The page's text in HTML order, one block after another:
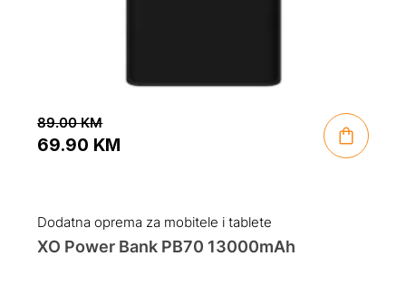
89.00KM
was:
89.00 KM.
69.90 KM
is:
69.90 KM.
Dodatna oprema za mobitele i tablete
XO Power Bank PB70 13000mAh